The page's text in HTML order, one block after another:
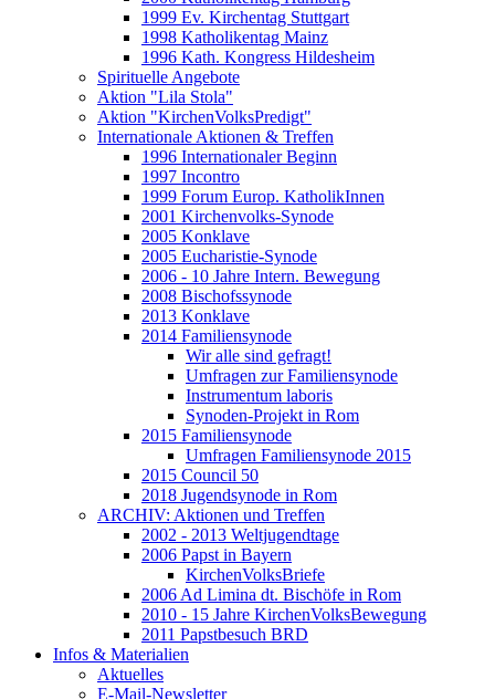
1999 Ev. Kirchentag Stuttgart
1998 Katholikentag Mainz
1996 Kath. Kongress Hildesheim
Spirituelle Angebote
Aktion "Lila Stola"
Aktion "KirchenVolksPredigt"
Internationale Aktionen & Treffen
1996 Internationaler Beginn
1997 Incontro
1999 Forum Europ. KatholikInnen
2001 Kirchenvolks-Synode
2005 Konklave
2005 Eucharistie-Synode
2006 - 10 Jahre Intern. Bewegung
2008 Bischofssynode
2013 Konklave
2014 Familiensynode
Wir alle sind gefragt!
Umfragen zur Familiensynode
Instrumentum laboris
Synoden-Projekt in Rom
2015 Familiensynode
Umfragen Familiensynode 2015
2015 Council 50
2018 Jugendsynode in Rom
ARCHIV: Aktionen und Treffen
2002 - 2013 Weltjugendtage
2006 Papst in Bayern
KirchenVolksBriefe
2006 Ad Limina dt. Bischöfe in Rom
2010 - 15 Jahre KirchenVolksBewegung
2011 Papstbesuch BRD
Infos & Materialien
Aktuelles
E-Mail-Newsletter